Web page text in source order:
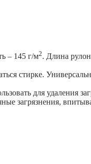
– 145 г/м2. Длина
стирке.
для удаления
загрязнения,